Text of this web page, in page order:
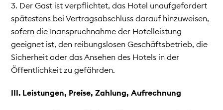
3. Der Gast ist verpflichtet, das Hotel unaufgefordert
spätestens bei Vertragsabschluss darauf hinzuweisen,
sofern die Inanspruchnahme der Hotelleistung
geeignet ist, den reibungslosen Geschäftsbetrieb, die
Sicherheit oder das Ansehen des Hotels in der
Öffentlichkeit zu gefährden.
III. Leistungen, Preise, Zahlung, Aufrechnung